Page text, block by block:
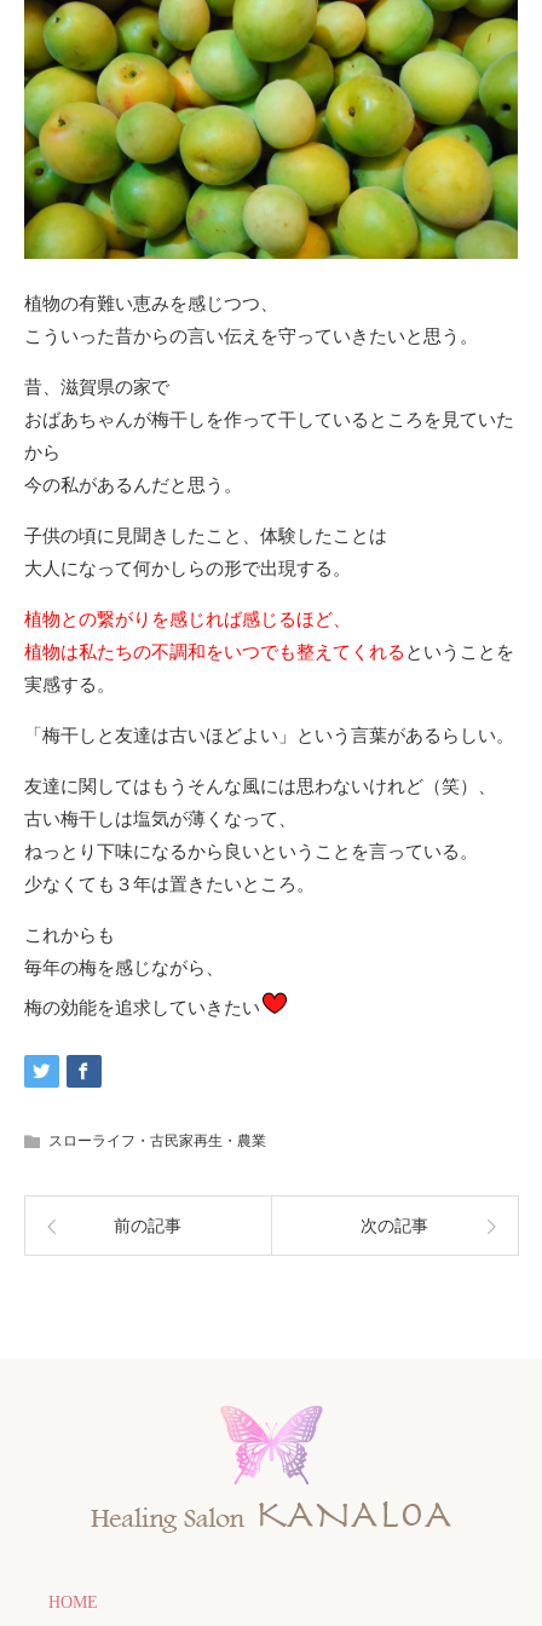
植物の有難い恵みを感じつつ、
こういった昔からの言い伝えを守っていきたいと思う。
昔、滋賀県の家で
おばあちゃんが梅干しを作って干しているところを見ていた
から
今の私があるんだと思う。
子供の頃に見聞きしたこと、体験したことは
大人になって何かしらの形で出現する。
植物との繋がりを感じれば感じるほど、
植物は私たちの不調和をいつでも整えてくれる ということを
実感する。
「梅干しと友達は古いほどよい」という言葉があるらしい。
友達に関してはもうそんな風には思わないけれど（笑）、
古い梅干しは塩気が薄くなって、
ねっとり下味になるから良いということを言っている。
少なくても３年は置きたいところ。
これからも
毎年の梅を感じながら、
梅の効能を追求していきたい
スローライフ・古民家再生・農業
前の記事 次の記事
HOME